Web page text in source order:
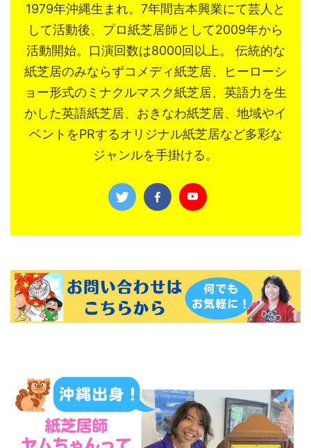
1979年沖縄生まれ。7年間吉本興業にて芸人と
して活動後、プロ紙芝居師として2009年から
活動開始。口演回数は8000回以上。 伝統的な
紙芝居のみならずコメディ紙芝居、ヒーローシ
ョー形式のミナクルマスク紙芝居、英語力を生
かした英語紙芝居、おきなわ紙芝居、地域やイ
ベントをPRするオリジナル紙芝居など多彩な
ジャンルを手掛ける。